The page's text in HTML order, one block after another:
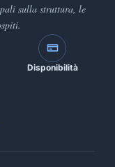
sulla struttura, le
Disponibilità